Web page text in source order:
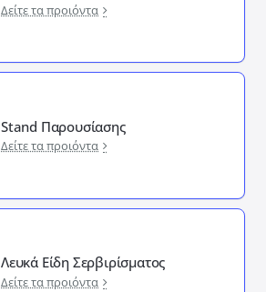
Δείτε τα προιόντα
Stand Παρουσίασης
Δείτε τα προιόντα
Λευκά Είδη Σερβιρίσματος
Δείτε τα προιόντα